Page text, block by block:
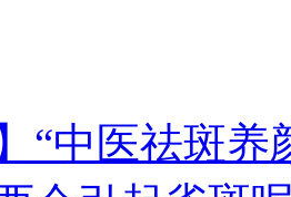
“中医祛斑养